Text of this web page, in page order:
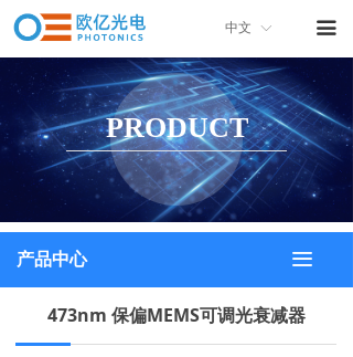
끀
首页
关于我们
产品中心
产品画册
联系我们
ꀅ
中文
473nm 保偏MEMS可调光衰减器
产品中心 끀
PRODUCT